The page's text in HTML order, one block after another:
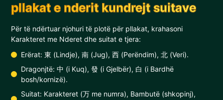
pllakat e nderit kundrejt suitave
Për të ndërtuar njohuri të plotë për pllakat, krahasoni
Karakteret me Nderet dhe suitat e tjera:
Erërat: 東 (Lindje), 南 (Jug), 西 (Perëndim), 北 (Veri).
Dragonjtë: 中 (i Kuq), 發 (i Gjelbër), 白 (i Bardhë
bosh/kornizë).
Suitat: Karakteret (万 me numra), Bambutë (shkopinj),